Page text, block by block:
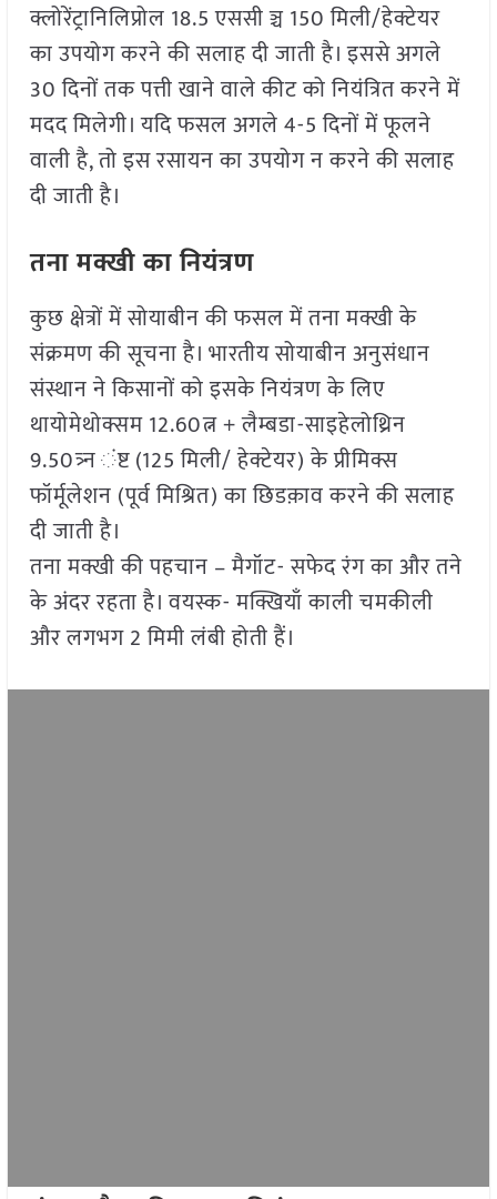
क्लोरेंट्रानिलिप्रोल 18.5 एससी ञ्च 150 मिली/हेक्टेयर
का उपयोग करने की सलाह दी जाती है। इससे अगले
30 दिनों तक पत्ती खाने वाले कीट को नियंत्रित करने में
मदद मिलेगी। यदि फसल अगले 4-5 दिनों में फूलने
वाली है, तो इस रसायन का उपयोग न करने की सलाह
दी जाती है।
तना मक्खी का नियंत्रण
कुछ क्षेत्रों में सोयाबीन की फसल में तना मक्खी के
संक्रमण की सूचना है। भारतीय सोयाबीन अनुसंधान
संस्थान ने किसानों को इसके नियंत्रण के लिए
थायोमेथोक्सम 12.60त्न + लैम्बडा-साइहेलोथ्रिन
9.50त्र्न ंष्ट (125 मिली/ हेक्टेयर) के प्रीमिक्स
फॉर्मूलेशन (पूर्व मिश्रित) का छिडक़ाव करने की सलाह
दी जाती है।
तना मक्खी की पहचान – मैगॉट- सफेद रंग का और तने
के अंदर रहता है। वयस्क- मक्खियाँ काली चमकीली
और लगभग 2 मिमी लंबी होती हैं।